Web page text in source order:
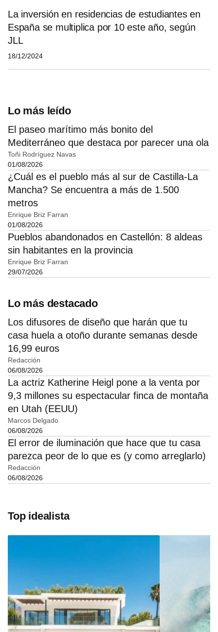
La inversión en residencias de estudiantes en
España se multiplica por 10 este año, según
JLL
18/12/2024
Lo más leído
El paseo marítimo más bonito del
Mediterráneo que destaca por parecer una ola
Toñi Rodríguez Navas
01/08/2026
¿Cuál es el pueblo más al sur de Castilla-La
Mancha? Se encuentra a más de 1.500
metros
Enrique Briz Farran
01/08/2026
Pueblos abandonados en Castellón: 8 aldeas
sin habitantes en la provincia
Enrique Briz Farran
29/07/2026
Lo más destacado
Los difusores de diseño que harán que tu
casa huela a otoño durante semanas desde
16,99 euros
Redacción
06/08/2026
La actriz Katherine Heigl pone a la venta por
9,3 millones su espectacular finca de montaña
en Utah (EEUU)
Marcos Delgado
06/08/2026
El error de iluminación que hace que tu casa
parezca peor de lo que es (y como arreglarlo)
Redacción
06/08/2026
Top idealista